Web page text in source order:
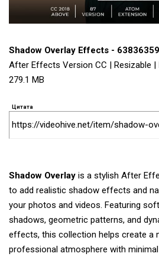
Shadow Overlay Effects - 63836359
After Effects Version CC | Resizable |
279.1 MB
Цитата
https://videohive.net/item/shadow-
Shadow Overlay is a stylish After
to add realistic shadow effects and
your photos and videos. Featuring
shadows, geometric patterns, and
effects, this collection helps create a
professional atmosphere with